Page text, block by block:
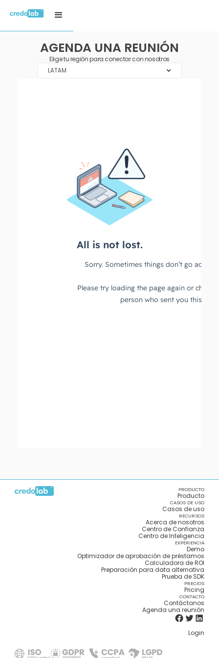
AGENDA UNA REUNIÓN
Elige tu región para conectar con nosotros
LATAM
PRODUCTO
Producto
CASOS DE USO
Casos de uso
RECURSOS
Acerca de nosotros
Centro de Confianza
Centro de Inteligencia
EXPERIENCIA
Demo
Optimizador de aprobación de préstamos
Calculadora de ROI
Preparación para data alternativa
Prueba de SDK
PRECIOS
Pricing
CONTACTO
Contáctanos
Agenda una reunión
Login